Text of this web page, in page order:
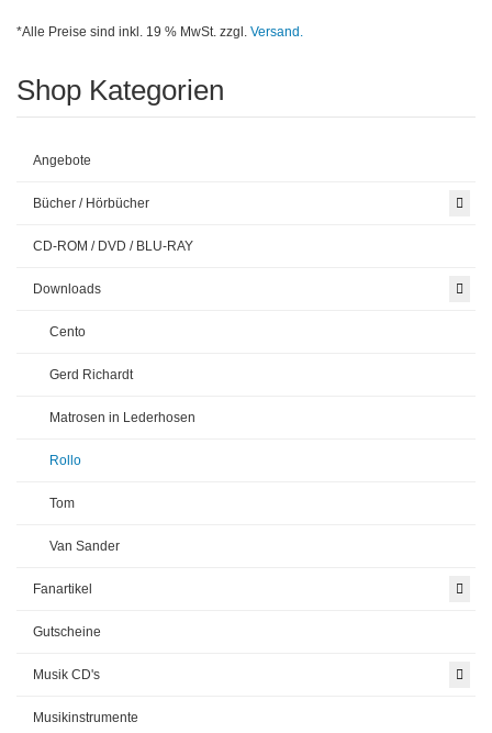
*Alle Preise sind inkl. 19 % MwSt. zzgl. Versand.
Shop Kategorien
Angebote
Bücher / Hörbücher
CD-ROM / DVD / BLU-RAY
Downloads
Cento
Gerd Richardt
Matrosen in Lederhosen
Rollo
Tom
Van Sander
Fanartikel
Gutscheine
Musik CD's
Musikinstrumente